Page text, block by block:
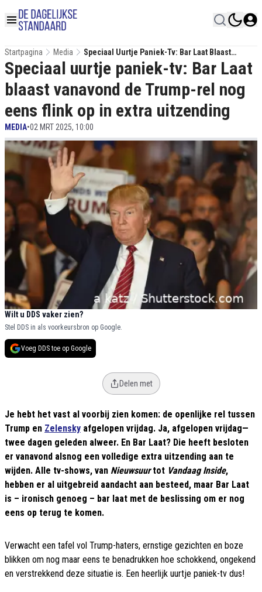
Startpagina Media
Speciaal Uurtje Paniek-Tv: Bar Laat Blaast
Vanavond De Trump-Rel Nog Eens Flink Op In
Extra Uitzending
Speciaal uurtje paniek-tv: Bar Laat
blaast vanavond de Trump-rel nog
eens flink op in extra uitzending
MEDIA•02 MRT 2025, 10:00
Wilt u DDS vaker zien?
Stel DDS in als voorkeursbron op Google.
Voeg DDS toe op Google
Delen met
Je hebt het vast al voorbij zien komen: de openlijke rel tussen
Trump en Zelensky afgelopen vrijdag. Ja, afgelopen vrijdag—
twee dagen geleden alweer. En Bar Laat? Die heeft besloten
er vanavond alsnog een volledige extra uitzending aan te
wijden. Alle tv-shows, van Nieuwsuurtot Vandaag Inside,
hebben er al uitgebreid aandacht aan besteed, maar Bar Laat
is – ironisch genoeg – bar laat met de beslissing om er nog
eens op terug te komen.
Verwacht een tafel vol Trump-haters, ernstige gezichten en boze
blikken om nog maar eens te benadrukken hoe schokkend, ongekend
en verstrekkend deze situatie is. Een heerlijk uurtje paniek-tv dus!